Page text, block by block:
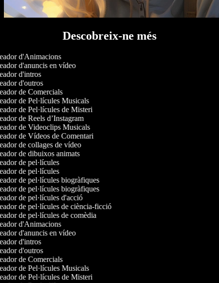
Descobreix-ne més
d'Animacions
d'anuncis en vídeo
d'intros
d'outros
de Comercials
de Pel·lícules Musicals
de Pel·lícules de Misteri
de Reels d’Instagram
de Videoclips Musicals
de Vídeos de Comentari
de collages de vídeo
de dibuixos animats
de pel·lícules
de pel·lícules
de pel·lícules biogràfiques
de pel·lícules biogràfiques
de pel·lícules d'acció
de pel·lícules de ciència-ficció
de pel·lícules de comèdia
d'Animacions
d'anuncis en vídeo
d'intros
d'outros
de Comercials
de Pel·lícules Musicals
de Pel·lícules de Misteri